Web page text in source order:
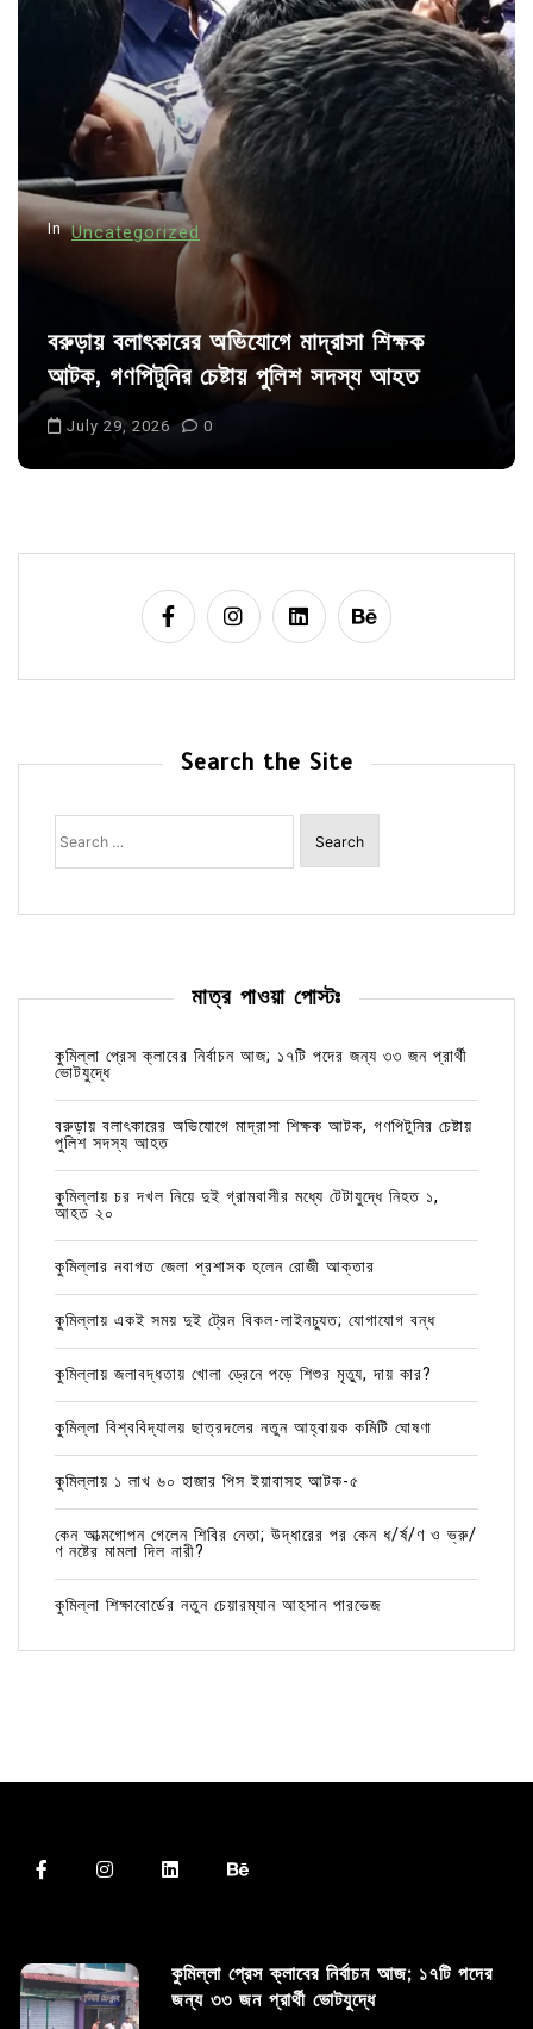
n
In Uncategorized
বরুড়ায় বলাৎকারের অভিযোগে মাদ্রাসা শিক্ষক
আটক, গণপিটুনির চেষ্টায় পুলিশ সদস্য আহত
July 29, 2026 0
Search the Site
Search
for:
মাত্র পাওয়া পোস্টঃ
কুমিল্লা প্রেস ক্লাবের নির্বাচন আজ; ১৭টি পদের জন্য ৩৩ জন প্রার্থী
ভোটযুদ্ধে
বরুড়ায় বলাৎকারের অভিযোগে মাদ্রাসা শিক্ষক আটক, গণপিটুনির চেষ্টায়
পুলিশ সদস্য আহত
কুমিল্লায় চর দখল নিয়ে দুই গ্রামবাসীর মধ্যে টেটাযুদ্ধে নিহত ১,
আহত ২০
কুমিল্লার নবাগত জেলা প্রশাসক হলেন রোজী আক্তার
কুমিল্লায় একই সময় দুই ট্রেন বিকল-লাইনচ্যুত; যোগাযোগ বন্ধ
কুমিল্লায় জলাবদ্ধতায় খোলা ড্রেনে পড়ে শিশুর মৃত্যু, দায় কার?
কুমিল্লা বিশ্ববিদ্যালয় ছাত্রদলের নতুন আহ্বায়ক কমিটি ঘোষণা
কুমিল্লায় ১ লাখ ৬০ হাজার পিস ইয়াবাসহ আটক-৫
কেন আত্মগোপন গেলেন শিবির নেতা; উদ্ধারের পর কেন ধ/র্ষ/ণ ও ভ্রু/
ণ নষ্টের মামলা দিল নারী?
কুমিল্লা শিক্ষাবোর্ডের নতুন চেয়ারম্যান আহসান পারভেজ
কুমিল্লা প্রেস ক্লাবের নির্বাচন আজ; ১৭টি পদের
জন্য ৩৩ জন প্রার্থী ভোটযুদ্ধে